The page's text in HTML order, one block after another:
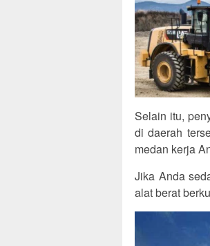
Selain itu,
di daerah
medan kerja
Jika Anda
alat berat